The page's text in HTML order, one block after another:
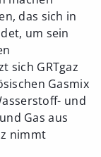
das sich in
um sein
sich GRTgaz
Gasmix
und
Gas aus
nimmt